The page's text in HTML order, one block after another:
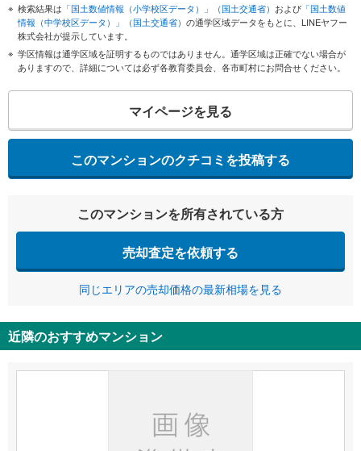
検索結果は 「国土数値情報（小学校区データ）」（国土交通省） および 「国土数値
情報（中学校区データ）」（国土交通省） の通学区域データをもとに、LINEヤフー
株式会社が提示しています。
学区情報は通学区域を証明するものではありません。通学区域は正確でない場合が
ありますので、詳細については必ず各教育委員会、各市町村にお問合せください。
マイページを見る
このマンションのクチコミを投稿する
このマンションを所有されている方
売却査定を依頼する
同じエリアの売却価格の最新相場を見る
近隣のおすすめマンション